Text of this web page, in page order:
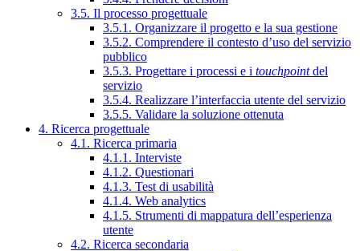
3.5. Il processo progettuale
3.5.1. Organizzare il progetto e la sua gestione
3.5.2. Comprendere il contesto d’uso del servizio
pubblico
3.5.3. Progettare i processi e i touchpointdel
servizio
3.5.4. Realizzare l’interfaccia utente del servizio
3.5.5. Validare la soluzione ottenuta
4. Ricerca progettuale
4.1. Ricerca primaria
4.1.1. Interviste
4.1.2. Questionari
4.1.3. Test di usabilità
4.1.4. Web analytics
4.1.5. Strumenti di mappatura dell’esperienza
utente
4.2. Ricerca secondaria